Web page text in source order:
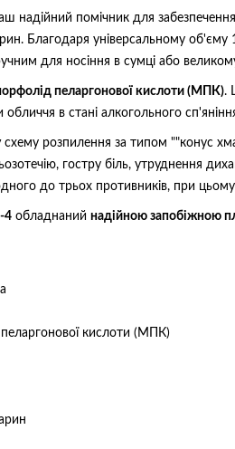
надійний помічник для
Благодаря універсальному об'єму
для носіння в сумці або
пеларгонової кислоти (МПК).
в стані алкогольного
схему розпилення за типом ""конус
гостру біль, утруднення
до трьох противників, при
4 обладнаний надійною запобіжною
кислоти (МПК)